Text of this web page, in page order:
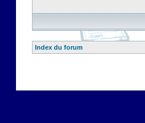
Index du forum